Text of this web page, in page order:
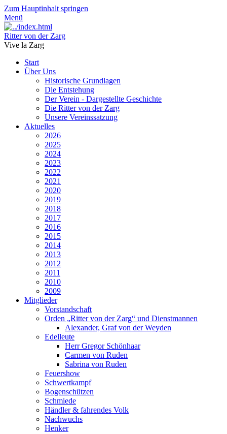
Zum Hauptinhalt springen
Menü
Ritter von der Zarg
Vive la Zarg
Start
Über Uns
Historische Grundlagen
Die Entstehung
Der Verein - Dargestellte Geschichte
Die Ritter von der Zarg
Unsere Vereinssatzung
Aktuelles
2026
2025
2024
2023
2022
2021
2020
2019
2018
2017
2016
2015
2014
2013
2012
2011
2010
2009
Mitglieder
Vorstandschaft
Orden „Ritter von der Zarg“ und Dienstmannen
Alexander, Graf von der Weyden
Edelleute
Herr Gregor Schönhaar
Carmen von Ruden
Sabrina von Ruden
Feuershow
Schwertkampf
Bogenschützen
Schmiede
Händler & fahrendes Volk
Nachwuchs
Henker